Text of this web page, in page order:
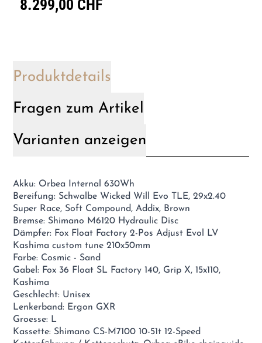
8.299,00 CHF
Produktdetails
Fragen zum Artikel
Varianten anzeigen
Akku: Orbea Internal 630Wh
Bereifung: Schwalbe Wicked Will Evo TLE, 29x2.40
Super Race, Soft Compound, Addix, Brown
Bremse: Shimano M6120 Hydraulic Disc
Dämpfer: Fox Float Factory 2-Pos Adjust Evol LV
Kashima custom tune 210x50mm
Farbe: Cosmic - Sand
Gabel: Fox 36 Float SL Factory 140, Grip X, 15x110,
Kashima
Geschlecht: Unisex
Lenkerband: Ergon GXR
Groesse: L
Kassette: Shimano CS-M7100 10-51t 12-Speed